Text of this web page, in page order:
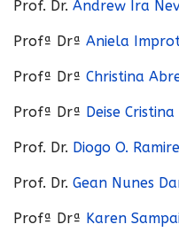
Prof. Dr. Andrew Ira
Profª Drª Aniela
Profª Drª Christina
Profª Drª Deise
Prof. Dr. Diogo O.
Prof. Dr. Gean Nunes
Profª Drª Karen